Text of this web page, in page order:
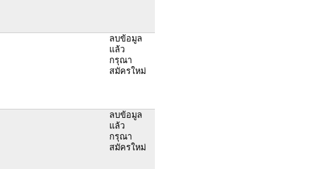
ลบข้อมูล
แล้ว
กรุณา
สมัครใหม่
ลบข้อมูล
แล้ว
กรุณา
สมัครใหม่